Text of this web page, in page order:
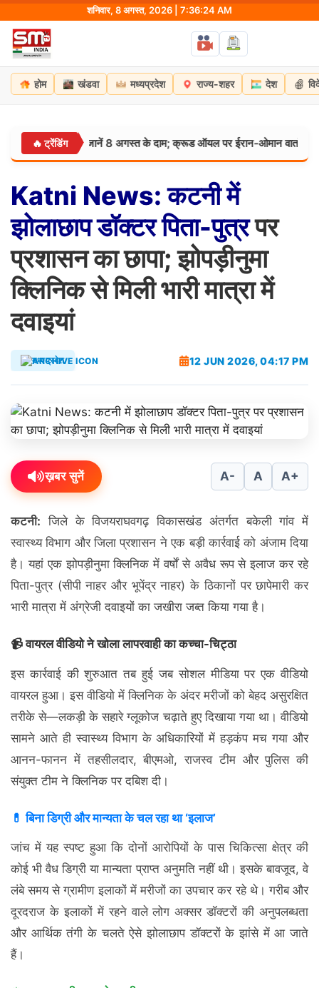
content
शनिवार, 8 अगस्त, 2026 | 7:36:24 AM
होम खंडवा मध्यप्रदेश राज्य-शहर देश
🔥 ट्रेंडिंग
से पटना तक जानें 8 अगस्त के दाम; क्रूड ऑयल पर ईरान-ओमान वार्ता का असर
Katni News: कटनीमें
झोलाछापडॉक्टरपिता-पुत्रपर
प्रशासन का छापा; झोपड़ीनुमा
क्लिनिक से मिली भारी मात्रा में
दवाइयां
मध्यप्रदेश 12 JUN 2026, 04:17 PM
ख़बर सुनें A- A A+
कटनी: जिले के विजयराघवगढ़ विकासखंड अंतर्गत बकेली गांव में
स्वास्थ्य विभाग और जिला प्रशासन ने एक बड़ी कार्रवाई को अंजाम दिया
है। यहां एक झोपड़ीनुमा क्लिनिक में वर्षों से अवैध रूप से इलाज कर रहे
पिता-पुत्र (सीपी नाहर और भूपेंद्र नाहर) के ठिकानों पर छापेमारी कर
भारी मात्रा में अंग्रेजी दवाइयों का जखीरा जब्त किया गया है।
📹 वायरल वीडियो ने खोला लापरवाही का कच्चा-चिट्ठा
इस कार्रवाई की शुरुआत तब हुई जब सोशल मीडिया पर एक वीडियो
वायरल हुआ। इस वीडियो में क्लिनिक के अंदर मरीजों को बेहद असुरक्षित
तरीके से—लकड़ी के सहारे ग्लूकोज चढ़ाते हुए दिखाया गया था। वीडियो
सामने आते ही स्वास्थ्य विभाग के अधिकारियों में हड़कंप मच गया और
आनन-फानन में तहसीलदार, बीएमओ, राजस्व टीम और पुलिस की
संयुक्त टीम ने क्लिनिक पर दबिश दी।
💊 बिना डिग्री और मान्यता के चल रहा था ‘इलाज’
जांच में यह स्पष्ट हुआ कि दोनों आरोपियों के पास चिकित्सा क्षेत्र की
कोई भी वैध डिग्री या मान्यता प्राप्त अनुमति नहीं थी। इसके बावजूद, वे
लंबे समय से ग्रामीण इलाकों में मरीजों का उपचार कर रहे थे। गरीब और
दूरदराज के इलाकों में रहने वाले लोग अक्सर डॉक्टरों की अनुपलब्धता
और आर्थिक तंगी के चलते ऐसे झोलाछाप डॉक्टरों के झांसे में आ जाते
हैं।